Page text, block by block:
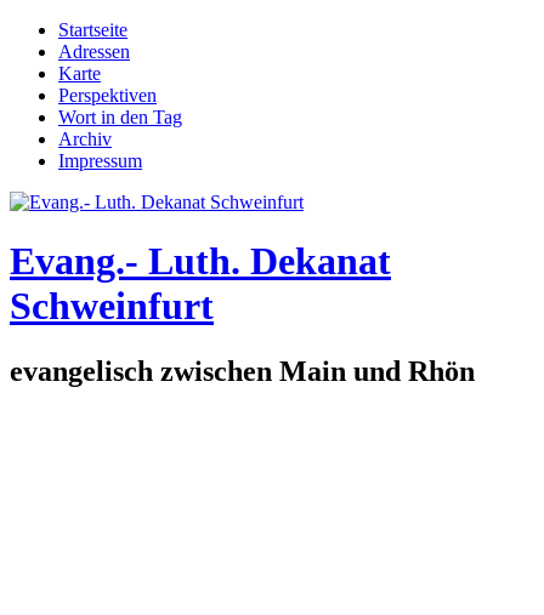
Direkt zum Inhalt
Hauptmenü
Startseite
Adressen
Karte
Perspektiven
Wort in den Tag
Archiv
Impressum
Evang.- Luth. Dekanat
Schweinfurt
evangelisch zwischen Main und Rhön